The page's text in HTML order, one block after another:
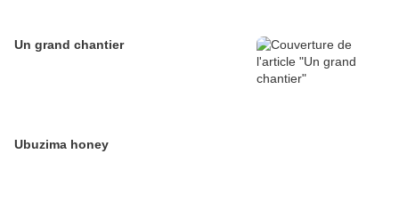
Un grand chantier
Ubuzima honey